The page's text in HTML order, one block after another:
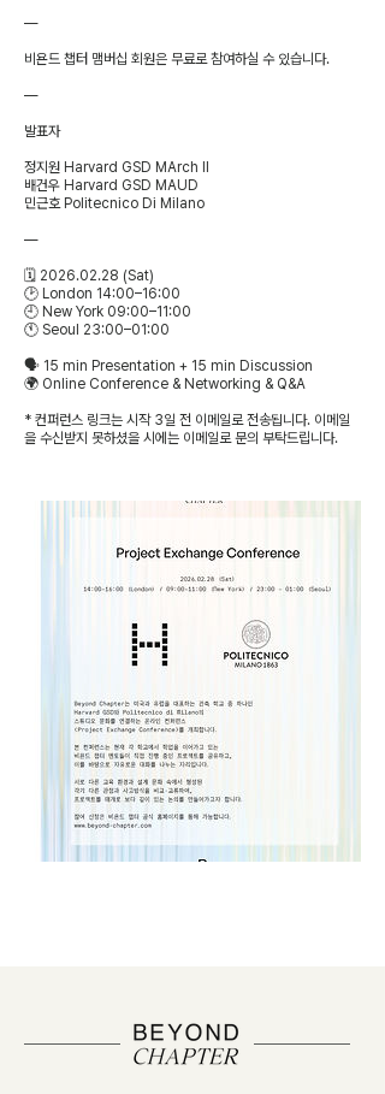
—
비욘드 챕터 맴버십 회원은 무료로 참여하실 수 있습니다.
—
발표자
정지원 Harvard GSD MArch II
배건우 Harvard GSD MAUD
민근호 Politecnico Di Milano
—
🗓 2026.02.28 (Sat)
🕑 London 14:00–16:00
🕘 New York 09:00–11:00
🕚 Seoul 23:00–01:00
🗣 15 min Presentation + 15 min Discussion
🌍 Online Conference & Networking & Q&A
* 컨퍼런스 링크는 시작 3일 전 이메일로 전송됩니다. 이메일
을 수신받지 못하셨을 시에는 이메일로 문의 부탁드립니다.